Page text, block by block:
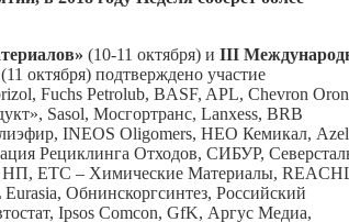
(10-11 октября) и III
(11 октября) подтверждено участие
Fuchs Petrolub, BASF, APL, Chevron
Sasol, Мосгортранс, Lanxess, BRB
INEOS Oligomers, НЕО Кемикал,
Рециклинга Отходов, СИБУР,
ЕТС – Химические Материалы,
Обнинскоргсинтез, Российский
Ipsos Comcon, GfK, Аргус Медиа,